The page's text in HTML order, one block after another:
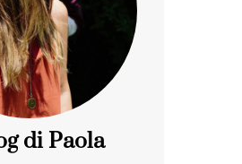
di Paola